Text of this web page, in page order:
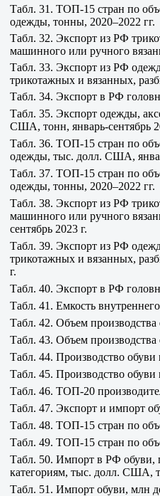
Табл. 31. ТОП-15 стран по
одежды, тонны, 2020–2022 гг.
Табл. 32. Экспорт из РФ
машинного или ручного
Табл. 33. Экспорт из РФ
трикотажных и вязанных,
Табл. 34. Экспорт в РФ
Табл. 35. Экспорт одежды,
США, тонн, январь-сентябрь
Табл. 36. ТОП-15 стран по
одежды, тыс. долл. США,
Табл. 37. ТОП-15 стран по
одежды, тонны, 2020–2022 гг.
Табл. 38. Экспорт из РФ
машинного или ручного
сентябрь 2023 г.
Табл. 39. Экспорт из РФ
трикотажных и вязанных,
г.
Табл. 40. Экспорт в РФ
Табл. 41. Емкость
Табл. 42. Объем
Табл. 43. Объем
Табл. 44. Производство
Табл. 45. Производство
Табл. 46. ТОП-20
Табл. 47. Экспорт и импорт
Табл. 48. ТОП-15 стран по
Табл. 49. ТОП-15 стран по
Табл. 50. Импорт в РФ обуви,
категориям, тыс. долл. США,
Табл. 51. Импорт обуви, млн